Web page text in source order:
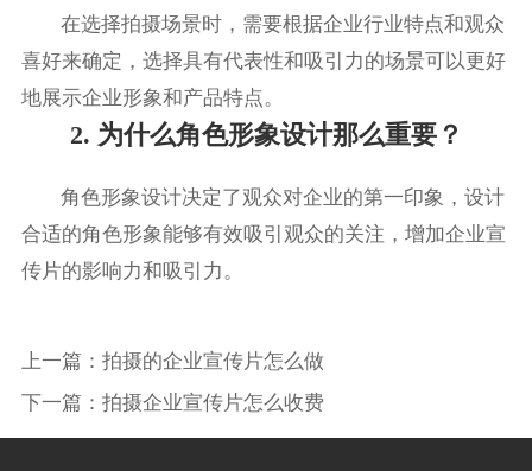
在选择拍摄场景时，需要根据企业行业特点和观众
喜好来确定，选择具有代表性和吸引力的场景可以更好
地展示企业形象和产品特点。
2. 为什么角色形象设计那么重要？
角色形象设计决定了观众对企业的第一印象，设计
合适的角色形象能够有效吸引观众的关注，增加企业宣
传片的影响力和吸引力。
上一篇： 拍摄的企业宣传片怎么做
下一篇： 拍摄企业宣传片怎么收费